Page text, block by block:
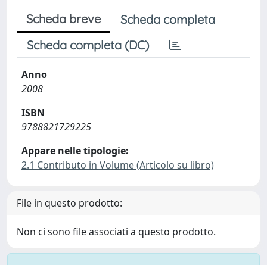
Scheda breve
Scheda completa
Scheda completa (DC)
Anno
2008
ISBN
9788821729225
Appare nelle tipologie:
2.1 Contributo in Volume (Articolo su libro)
File in questo prodotto:
Non ci sono file associati a questo prodotto.